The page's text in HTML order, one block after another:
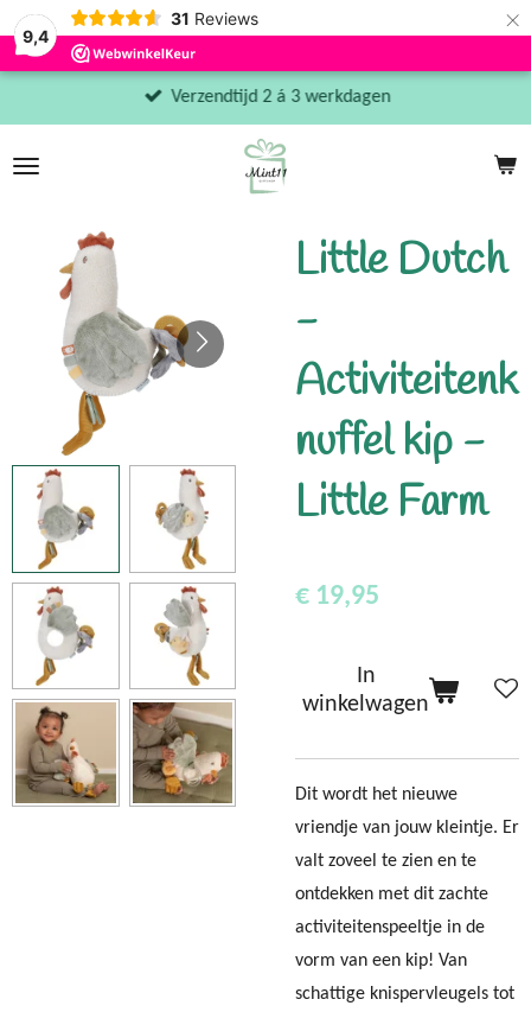
9,4
31 Reviews ×
Verzendtijd 2 á 3 werkdagen
Little Dutch
-
Activiteitenk
nuffel kip -
Little Farm
€ 19,95
In
winkelwagen
Dit wordt het nieuwe
vriendje van jouw kleintje. Er
valt zoveel te zien en te
ontdekken met dit zachte
activiteitenspeeltje in de
vorm van een kip! Van
schattige knispervleugels tot